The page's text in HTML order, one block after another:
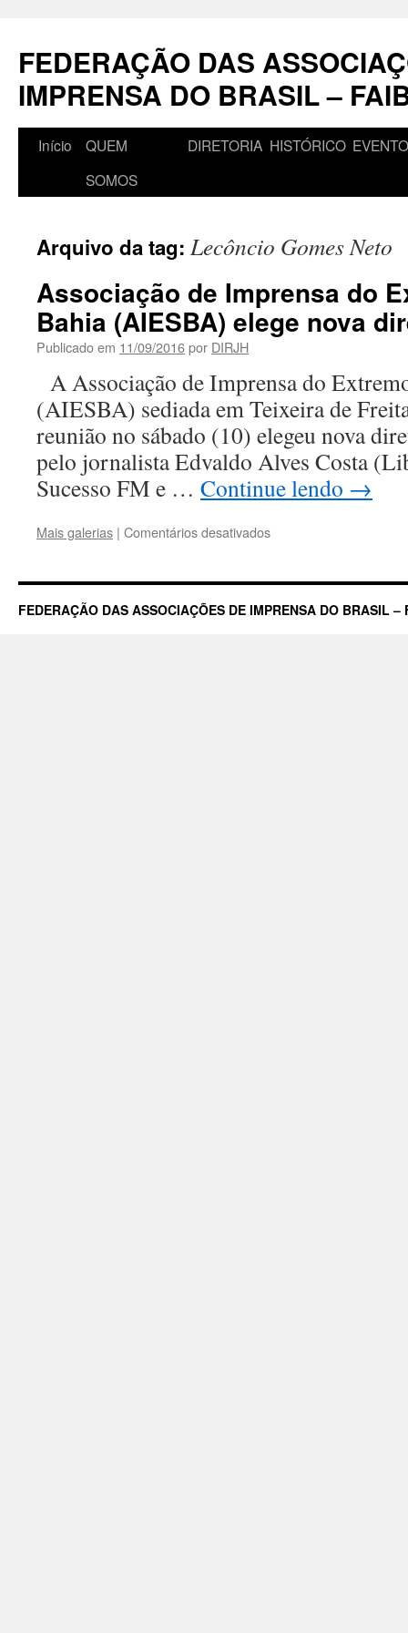
conteúdo
FEDERAÇÃO DAS
IMPRENSA DO BRASIL –
Início
QUEM
SOMOS
DIRETORIA HISTÓRICO
Arquivo da tag: Lecôncio Gomes Neto
Associação de Imprensa do
Bahia (AIESBA) elege nova
Publicado em 11/09/2016por DIRJH
A Associação de Imprensa do
(AIESBA) sediada em Teixeira de
reunião no sábado (10) elegeu nova
pelo jornalista Edvaldo Alves Costa
Sucesso FM e … Continue lendo →
Mais galerias | Comentários desativadosem
Imprensa
do
FEDERAÇÃO DAS ASSOCIAÇÕES DE IMPRENSA DO BRASIL –